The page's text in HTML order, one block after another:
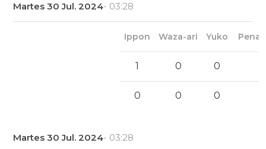
Martes 30 Jul. 2024- 03:28
Ippon Waza-ari Yuko
1 0 0
0 0 0
Martes 30 Jul. 2024- 03:28